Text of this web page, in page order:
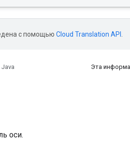
с помощью Cloud Translation API
Java Эта
оси.